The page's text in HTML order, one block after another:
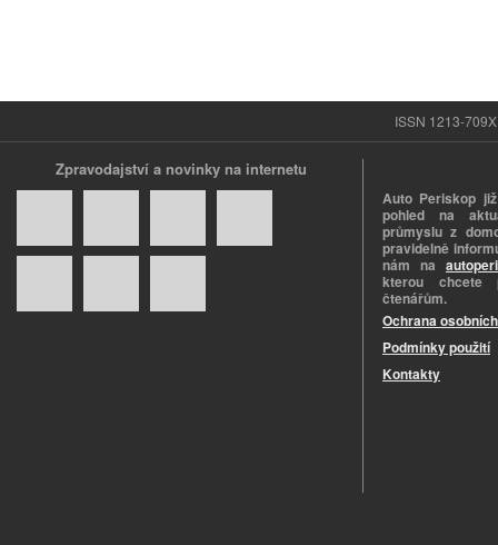
ISSN 1213-
Zpravodajství a novinky na internetu
Auto Periskop
pohled na
průmyslu z
pravidelně
nám na
kterou chcete
čtenářům.
Ochrana
Podmínky použití
Kontakty